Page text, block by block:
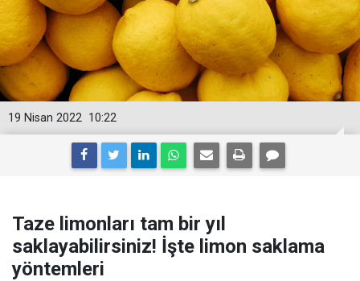
10:22
19 Nisan 2022
Taze limonları tam bir yıl
saklayabilirsiniz! İşte limon saklama
yöntemleri